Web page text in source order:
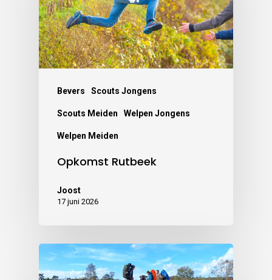
Bevers Scouts Jongens
Scouts Meiden Welpen Jongens
Welpen Meiden
Opkomst Rutbeek
Joost
17 juni 2026